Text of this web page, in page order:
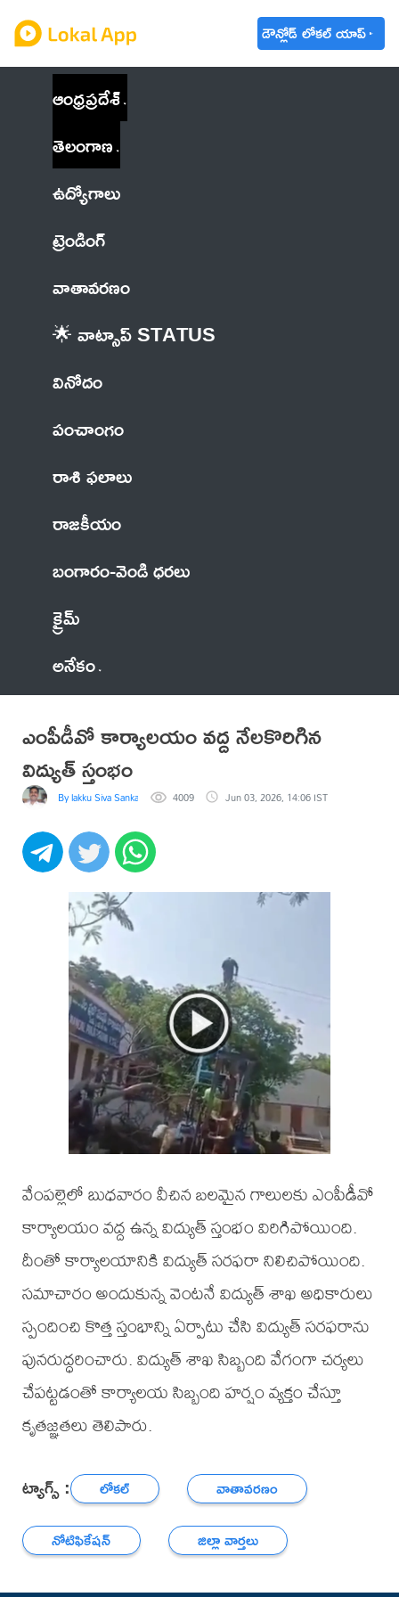
డౌన్లోడ్ లోకల్ యాప్
ఆంధ్రప్రదేశ్
తెలంగాణ
ఉద్యోగాలు
ట్రెండింగ్
వాతావరణం
🌟 వాట్సాప్ STATUS
వినోదం
పంచాంగం
రాశి ఫలాలు
రాజకీయం
బంగారం-వెండి ధరలు
క్రైమ్
అనేకం
ఎంపీడీవో కార్యాలయం వద్ద నేలకొరిగిన
విద్యుత్ స్తంభం
By lakku Siva Sankar Reddy 4009 Jun 03, 2026, 14:06 IST
వేంపల్లెలో బుధవారం వీచిన బలమైన గాలులకు ఎంపీడీవో
కార్యాలయం వద్ద ఉన్న విద్యుత్ స్తంభం విరిగిపోయింది.
దీంతో కార్యాలయానికి విద్యుత్ సరఫరా నిలిచిపోయింది.
సమాచారం అందుకున్న వెంటనే విద్యుత్ శాఖ అధికారులు
స్పందించి కొత్త స్తంభాన్ని ఏర్పాటు చేసి విద్యుత్ సరఫరాను
పునరుద్ధరించారు. విద్యుత్ శాఖ సిబ్బంది వేగంగా చర్యలు
చేపట్టడంతో కార్యాలయ సిబ్బంది హర్షం వ్యక్తం చేస్తూ
కృతజ్ఞతలు తెలిపారు.
ట్యాగ్స్ : లోకల్
వాతావరణం
నోటిఫికేషన్
జిల్లా వార్తలు